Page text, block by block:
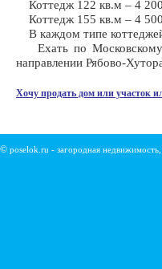
Коттедж 122 кв.м – 4
Коттедж 155 кв.м – 4
В каждом типе
Ехать по Московскому
направлении Рябово-
Хочу продать дом или участок
© poselok.ru - загородная